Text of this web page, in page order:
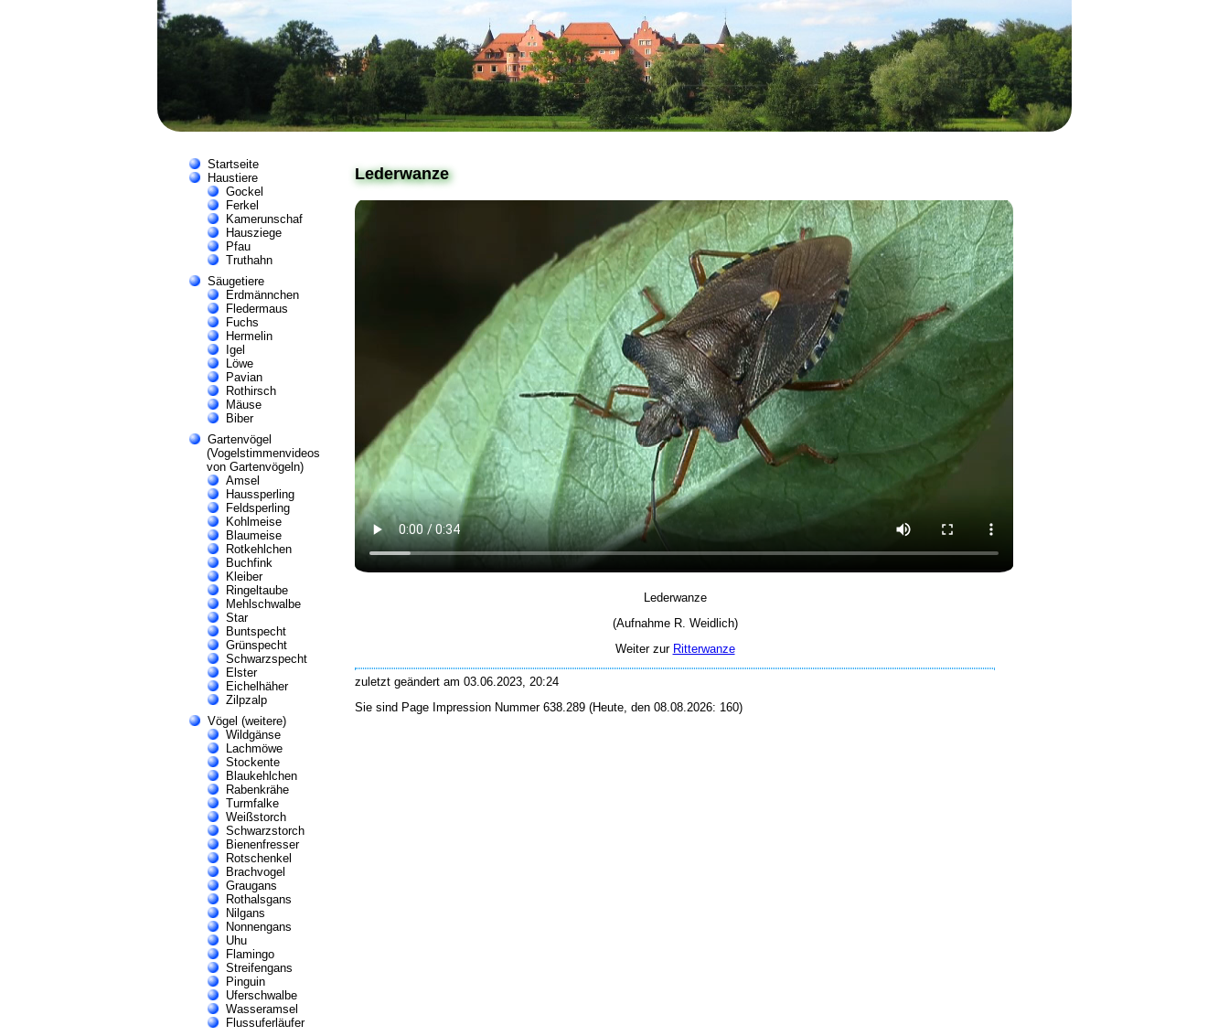
Startseite
Haustiere
Gockel
Ferkel
Kamerunschaf
Hausziege
Pfau
Truthahn
Säugetiere
Erdmännchen
Fledermaus
Fuchs
Hermelin
Igel
Löwe
Pavian
Rothirsch
Mäuse
Biber
Gartenvögel
(Vogelstimmenvideos
von Gartenvögeln)
Amsel
Haussperling
Feldsperling
Kohlmeise
Blaumeise
Rotkehlchen
Buchfink
Kleiber
Ringeltaube
Mehlschwalbe
Star
Buntspecht
Grünspecht
Schwarzspecht
Elster
Eichelhäher
Zilpzalp
Vögel (weitere)
Wildgänse
Lachmöwe
Stockente
Blaukehlchen
Rabenkrähe
Turmfalke
Weißstorch
Schwarzstorch
Bienenfresser
Rotschenkel
Brachvogel
Graugans
Rothalsgans
Nilgans
Nonnengans
Uhu
Flamingo
Streifengans
Pinguin
Uferschwalbe
Wasseramsel
Flussuferläufer
Lederwanze
Lederwanze
(Aufnahme R. Weidlich)
Weiter zur Ritterwanze
zuletzt geändert am 03.06.2023, 20:24
Sie sind Page Impression Nummer 638.289 (Heute, den 08.08.2026: 160)